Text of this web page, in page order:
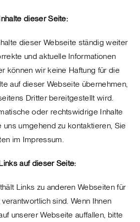
dieser Seite:
dieser Webseite ständig weiter
und aktuelle Informationen
können wir keine Haftung für die
auf dieser Webseite übernehmen,
Dritter bereitgestellt wird.
oder rechtswidrige Inhalte
uns umgehend zu kontaktieren, Sie
im Impressum.
auf dieser Seite:
Links zu anderen Webseiten für
sind. Wenn Ihnen
unserer Webseite auffallen, bitte